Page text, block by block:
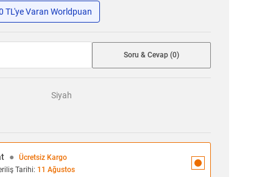
TL'ye Varan Worldpuan
Soru & Cevap (0)
Siyah
●
Ücretsiz Kargo
Tarihi: 11 Ağustos